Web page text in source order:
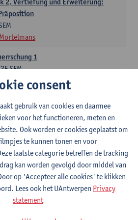
1
SEM
Mortelmans Alex Haider
SEM
Strobl Alex Haider
opleidingsonderdelen
for English Language
2E SEM
consent
gebruik van cookies en daarmee
voor het functioneren, meten en
Ook worden er cookies geplaatst om
te kunnen tonen en voor
laatste categorie betreffen de tracking
kan worden gevolgd door middel van
op 'Accepteer alle cookies' te klikken
Lees ook het UAntwerpen Privacy
statement